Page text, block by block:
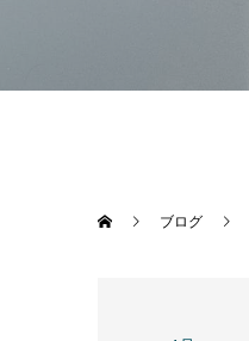
ブログ